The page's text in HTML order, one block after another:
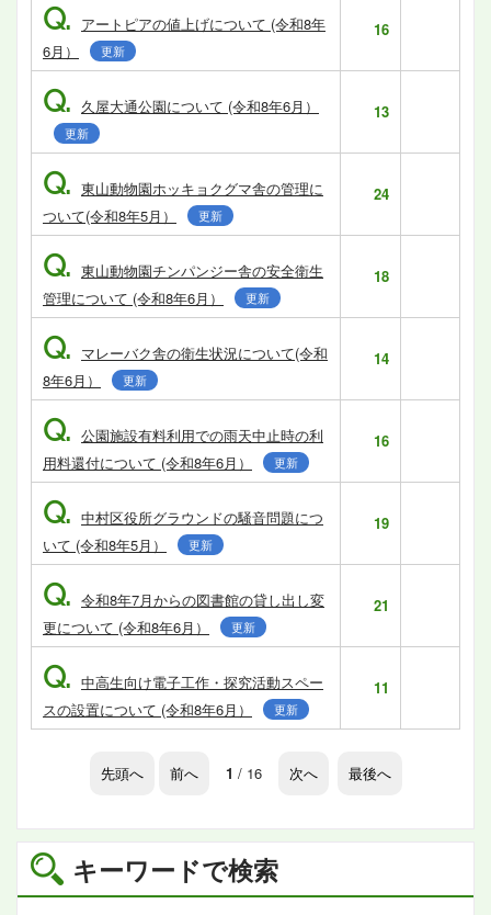
キーワードで検索
Q. アートピアの値上げについて (令和8年
6月）
更新
16
Q. 久屋大通公園について (令和8年6月）
更新
13
Q. 東山動物園ホッキョクグマ舎の管理に
ついて(令和8年5月）
更新
24
Q. 東山動物園チンパンジー舎の安全衛生
管理について (令和8年6月）
更新
18
Q. マレーバク舎の衛生状況について(令和
8年6月）
更新
14
Q. 公園施設有料利用での雨天中止時の利
用料還付について (令和8年6月）
更新
16
Q. 中村区役所グラウンドの騒音問題につ
いて (令和8年5月）
更新
19
Q. 令和8年7月からの図書館の貸し出し変
更について (令和8年6月）
更新
21
Q. 中高生向け電子工作・探究活動スペー
スの設置について (令和8年6月）
更新
11
先頭へ 前へ 1 / 16 次へ 最後へ